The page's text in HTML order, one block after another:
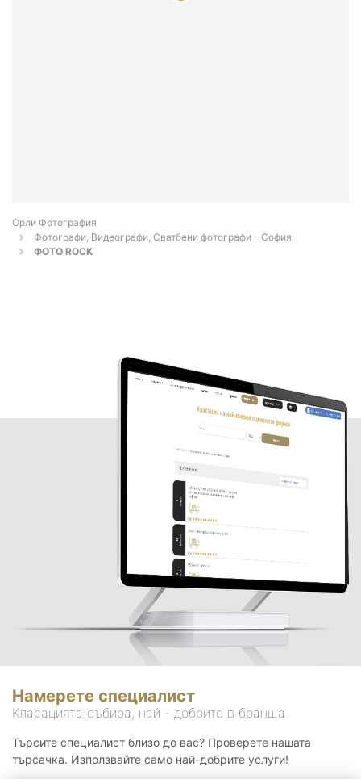
Орли Фотография
Фотографи, Видеографи, Сватбени фотографи - София
ФОТО ROCK
Намерете специалист
Класацията събира, най - добрите в бранша.
Търсите специалист близо до вас? Проверете нашата
търсачка. Използвайте само най-добрите услуги!